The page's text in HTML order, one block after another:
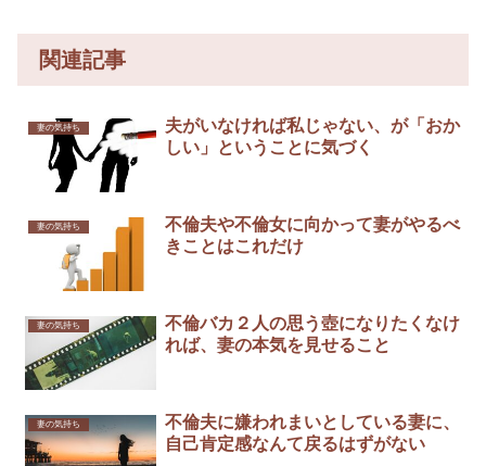
関連記事
妻の気持ち
夫がいなければ私じゃない、が「おか
しい」ということに気づく
妻の気持ち
不倫夫や不倫女に向かって妻がやるべ
きことはこれだけ￼
妻の気持ち
不倫バカ２人の思う壺になりたくなけ
れば、妻の本気を見せること￼
妻の気持ち
不倫夫に嫌われまいとしている妻に、
自己肯定感なんて戻るはずがない